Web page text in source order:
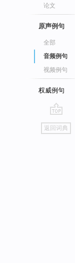
论文
原声例句
全部
音频例句
视频例句
权威例句
go
top
返回词典